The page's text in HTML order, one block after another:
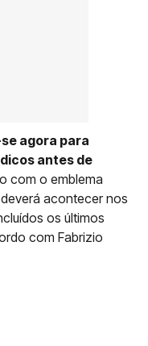
agora para
antes de
com o emblema
acontecer nos
os últimos
com Fabrizio